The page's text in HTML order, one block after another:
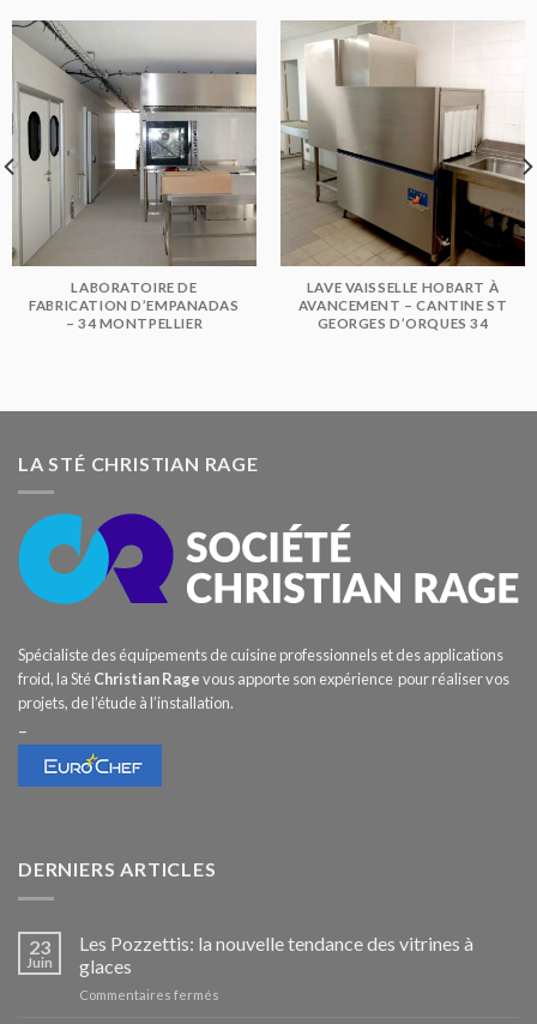
LABORATOIRE DE
FABRICATION D’EMPANADAS
– 34 MONTPELLIER
LAVE VAISSELLE HOBART À
AVANCEMENT – CANTINE ST
GEORGES D’ORQUES 34
LA STÉ CHRISTIAN RAGE
Spécialiste des équipements de cuisine professionnels et des applications
froid, la StéChristian Ragevous apporte son expérience pour réaliser vos
projets, de l’étude à l’installation.
–
DERNIERS ARTICLES
23
Juin
Les Pozzettis: la nouvelle tendance des vitrines à
glaces
Commentaires fermés